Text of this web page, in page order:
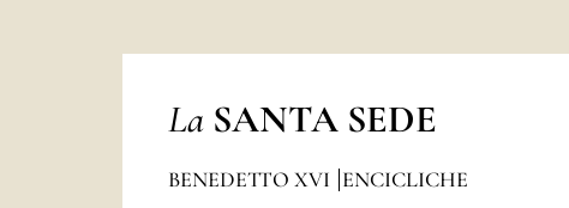
La SANTA SEDE
BENEDETTO XVI ENCICLICHE